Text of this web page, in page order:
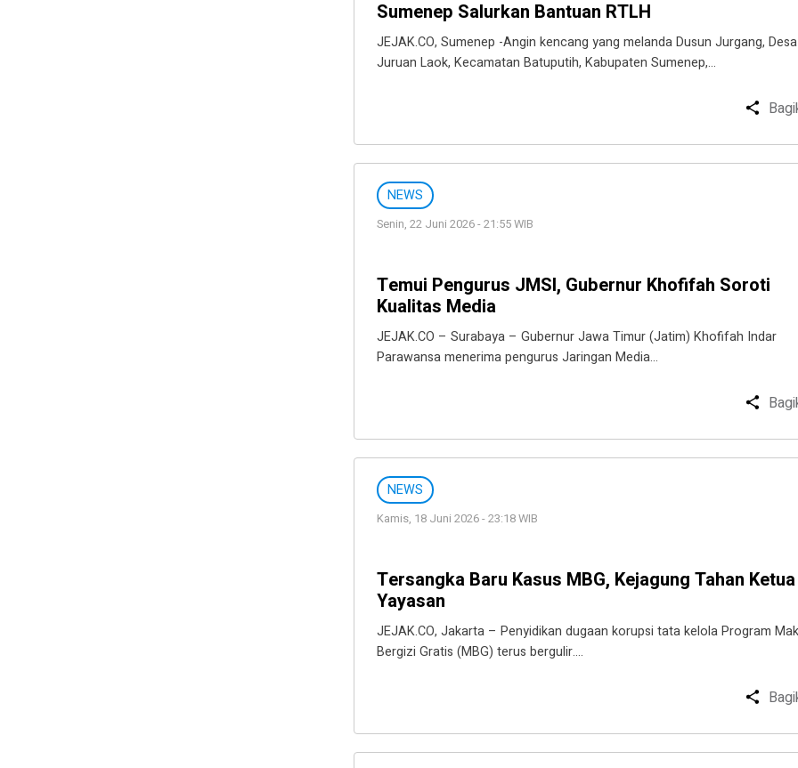
Sumenep Salurkan Bantuan RTLH
JEJAK.CO, Sumenep -Angin kencang yang melanda Dusun Jurgang, Desa
Juruan Laok, Kecamatan Batuputih, Kabupaten Sumenep,…
NEWS
Senin, 22 Juni 2026 - 21:55 WIB
Temui Pengurus JMSI, Gubernur Khofifah Soroti
Kualitas Media
JEJAK.CO – Surabaya – Gubernur Jawa Timur (Jatim) Khofifah Indar
Parawansa menerima pengurus Jaringan Media…
NEWS
Kamis, 18 Juni 2026 - 23:18 WIB
Tersangka Baru Kasus MBG, Kejagung Tahan Ketua
Yayasan
JEJAK.CO, Jakarta – Penyidikan dugaan korupsi tata kelola Program
Bergizi Gratis (MBG) terus bergulir….